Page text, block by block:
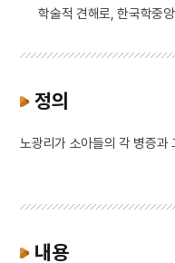
학술적 견해로, 한국학중
정의
노광리가 소아들의 각 병증과
내용